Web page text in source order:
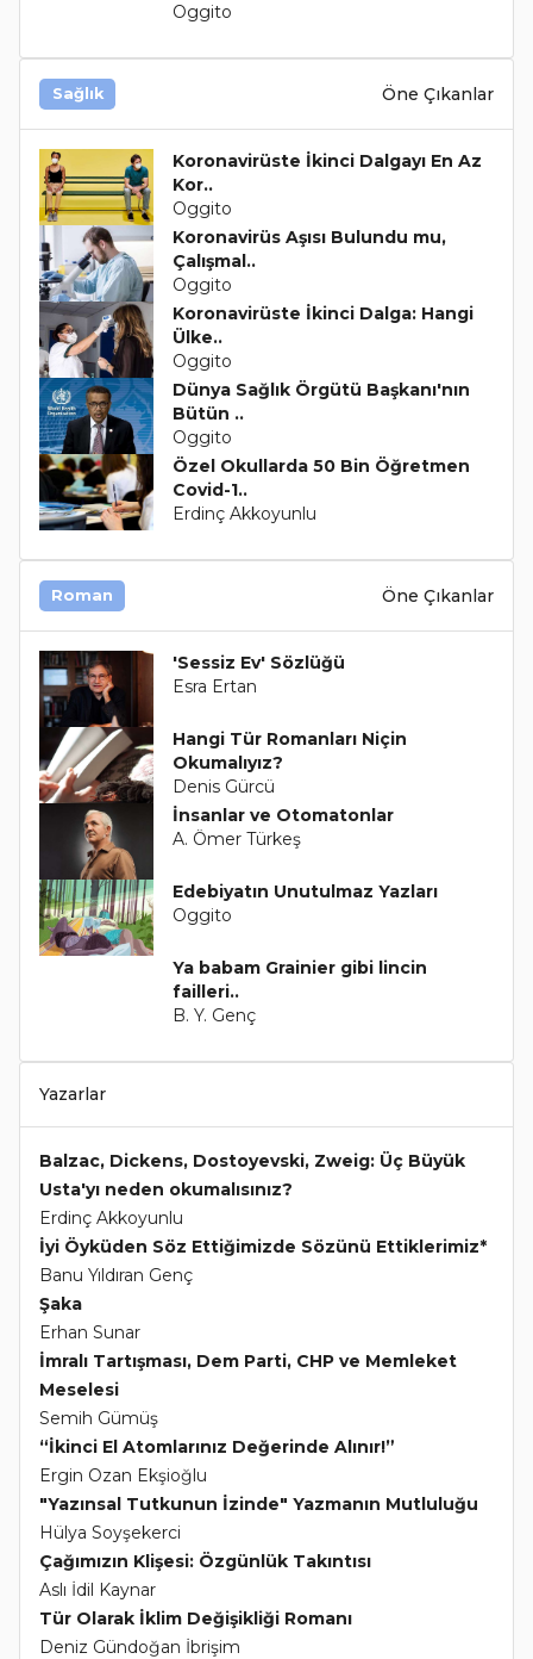
Oggito
Sağlık Öne Çıkanlar
Koronavirüste İkinci Dalgayı En Az
Kor..
Oggito
Koronavirüs Aşısı Bulundu mu,
Çalışmal..
Oggito
Koronavirüste İkinci Dalga: Hangi
Ülke..
Oggito
Dünya Sağlık Örgütü Başkanı'nın
Bütün ..
Oggito
Özel Okullarda 50 Bin Öğretmen
Covid-1..
Erdinç Akkoyunlu
Roman Öne Çıkanlar
'Sessiz Ev' Sözlüğü
Esra Ertan
Hangi Tür Romanları Niçin
Okumalıyız?
Denis Gürcü
İnsanlar ve Otomatonlar
A. Ömer Türkeş
Edebiyatın Unutulmaz Yazları
Oggito
Ya babam Grainier gibi lincin
failleri..
B. Y. Genç
Yazarlar
Balzac, Dickens, Dostoyevski, Zweig: Üç Büyük
Usta'yı neden okumalısınız?
Erdinç Akkoyunlu
İyi Öyküden Söz Ettiğimizde Sözünü Ettiklerimiz*
Banu Yıldıran Genç
Şaka
Erhan Sunar
İmralı Tartışması, Dem Parti, CHP ve Memleket
Meselesi
Semih Gümüş
“İkinci El Atomlarınız Değerinde Alınır!”
Ergin Ozan Ekşioğlu
"Yazınsal Tutkunun İzinde" Yazmanın Mutluluğu
Hülya Soyşekerci
Çağımızın Klişesi: Özgünlük Takıntısı
Aslı İdil Kaynar
Tür Olarak İklim Değişikliği Romanı
Deniz Gündoğan İbrişim